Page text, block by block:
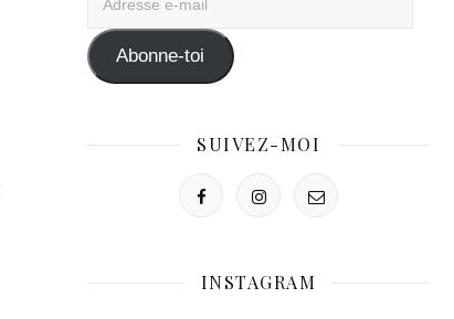
mail Abonne-toi
SUIVEZ-MOI
INSTAGRAM